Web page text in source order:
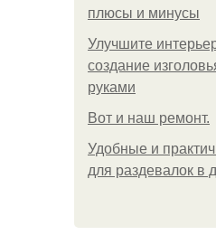
плюсы и минусы
Улучшите
создание
руками
Boт и наш ремoнт.
Удобные и
для раздевалок в